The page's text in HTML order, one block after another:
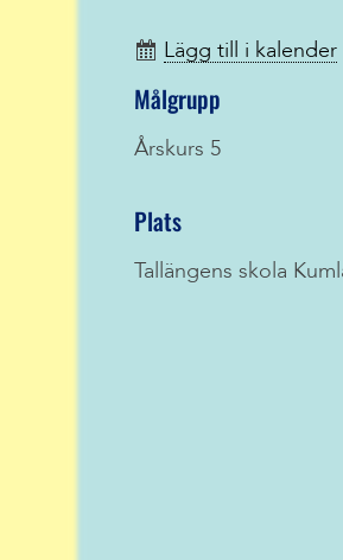
Lägg till i kalender
Målgrupp
Årskurs 5
Plats
Tallängens skola